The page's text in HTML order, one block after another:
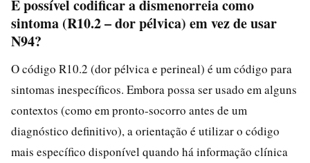
É possível codificar a dismenorreia como
sintoma (R10.2 – dor pélvica) em vez de usar
N94?
O código R10.2 (dor pélvica e perineal) é um código para
sintomas inespecíficos. Embora possa ser usado em alguns
contextos (como em pronto-socorro antes de um
diagnóstico definitivo), a orientação é utilizar o código
mais específico disponível quando há informação clínica